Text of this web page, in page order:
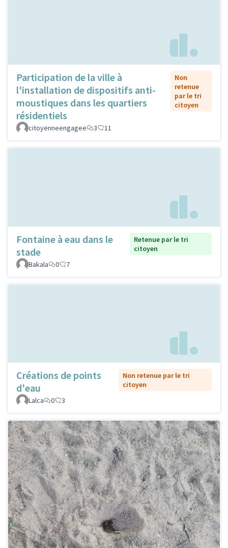
Participation de la ville à
l'installation de dispositifs anti-
moustiques dans les quartiers
résidentiels
Non
retenue
par le tri
citoyen
citoyenneengagee 3 11
Fontaine à eau dans le
stade
Retenue par le tri
citoyen
Bakala
0 7
Créations de points
d'eau
Non retenue par le tri
citoyen
Lalca
0 3